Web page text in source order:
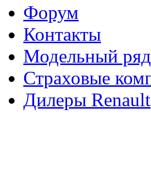
Форум
Контакты
Модельный
Страховые
Дилеры Renault